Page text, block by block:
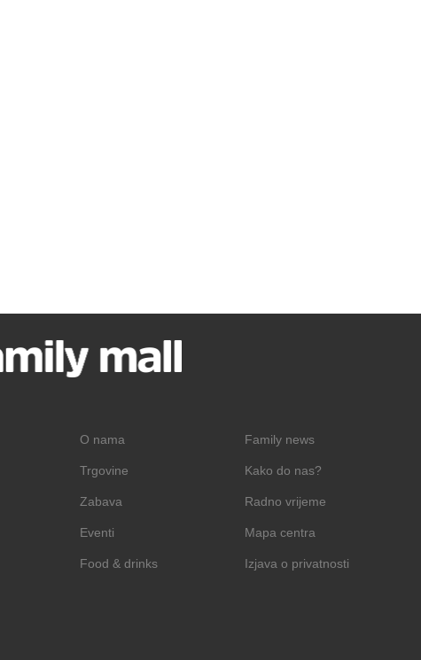
O nama
Trgovine
Zabava
Eventi
Food & drinks
Family news
Kako do nas?
Radno vrijeme
Mapa centra
Izjava o privatnosti